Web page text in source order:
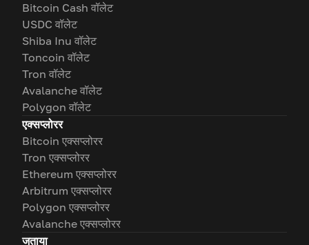
Bitcoin Cash वॉलेट
USDC वॉलेट
Shiba Inu वॉलेट
Toncoin वॉलेट
Tron वॉलेट
Avalanche वॉलेट
Polygon वॉलेट
एक्सप्लोरर
Bitcoin एक्सप्लोरर
Tron एक्सप्लोरर
Ethereum एक्सप्लोरर
Arbitrum एक्सप्लोरर
Polygon एक्सप्लोरर
Avalanche एक्सप्लोरर
जताया